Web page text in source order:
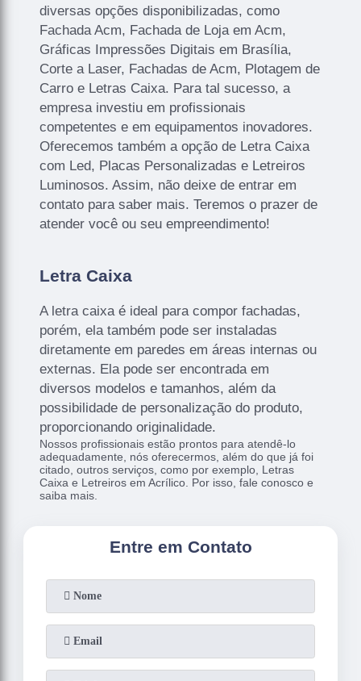
diversas opções disponibilizadas, como
Fachada Acm, Fachada de Loja em Acm,
Gráficas Impressões Digitais em Brasília,
Corte a Laser, Fachadas de Acm, Plotagem de
Carro e Letras Caixa. Para tal sucesso, a
empresa investiu em profissionais
competentes e em equipamentos inovadores.
Oferecemos também a opção de Letra Caixa
com Led, Placas Personalizadas e Letreiros
Luminosos. Assim, não deixe de entrar em
contato para saber mais. Teremos o prazer de
atender você ou seu empreendimento!
Letra Caixa
A letra caixa é ideal para compor fachadas,
porém, ela também pode ser instaladas
diretamente em paredes em áreas internas ou
externas. Ela pode ser encontrada em
diversos modelos e tamanhos, além da
possibilidade de personalização do produto,
proporcionando originalidade.
Nossos profissionais estão prontos para atendê-lo
adequadamente, nós oferecermos, além do que já foi
citado, outros serviços, como por exemplo, Letras
Caixa e Letreiros em Acrílico. Por isso, fale conosco e
saiba mais.
Entre em Contato